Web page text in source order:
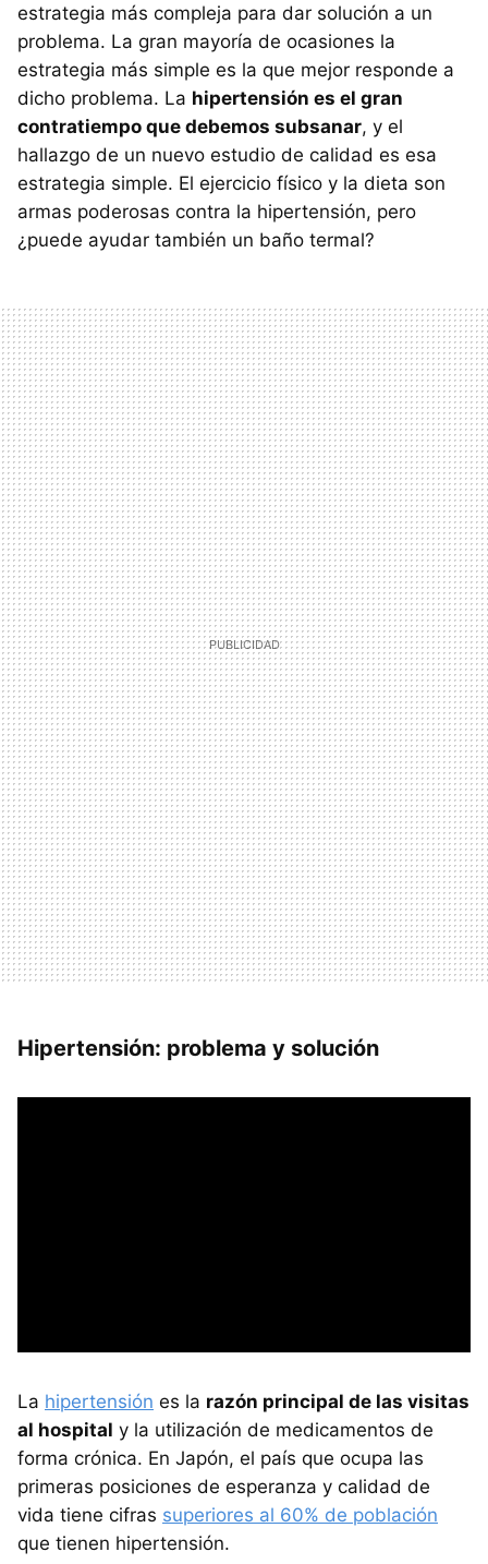
estrategia más compleja para dar solución a un
problema. La gran mayoría de ocasiones la
estrategia más simple es la que mejor responde a
dicho problema. La hipertensión es el gran
contratiempo que debemos subsanar, y el
hallazgo de un nuevo estudio de calidad es esa
estrategia simple. El ejercicio físico y la dieta son
armas poderosas contra la hipertensión, pero
¿puede ayudar también un baño termal?
Hipertensión: problema y solución
La hipertensión es la razón principal de las visitas
al hospital y la utilización de medicamentos de
forma crónica. En Japón, el país que ocupa las
primeras posiciones de esperanza y calidad de
vida tiene cifras superiores al 60% de población
que tienen hipertensión.